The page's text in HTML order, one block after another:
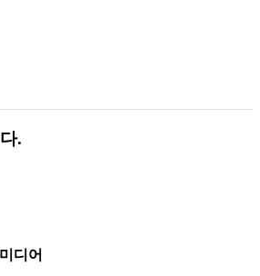
.
디어